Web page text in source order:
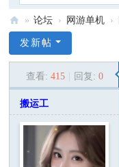
1
» 论坛 › 网游单机 ›
发新帖
查看: 415 回复: 0
搬运工